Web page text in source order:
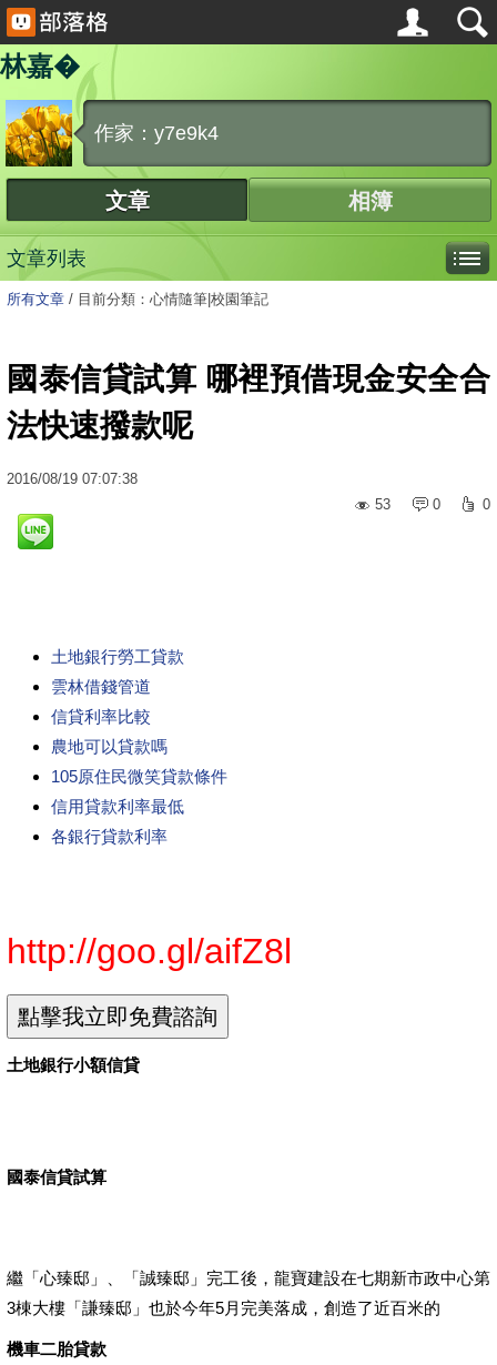
林嘉�
作家：y7e9k4
文章 相簿
文章列表
所有文章 / 目前分類：心情隨筆|校園筆記
國泰信貸試算 哪裡預借現金安全合
法快速撥款呢
2016/08/19 07:07:38
53
0 0
土地銀行勞工貸款
雲林借錢管道
信貸利率比較
農地可以貸款嗎
105原住民微笑貸款條件
信用貸款利率最低
各銀行貸款利率
http://goo.gl/aifZ8l
土地銀行小額信貸
國泰信貸試算
繼「心臻邸」、「誠臻邸」完工後，龍寶建設在七期新市政中心第
3棟大樓「謙臻邸」也於今年5月完美落成，創造了近百米的
機車二胎貸款